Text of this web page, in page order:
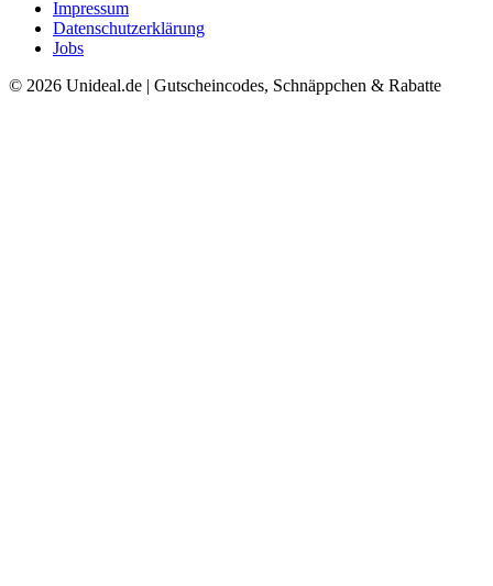
Impressum
Datenschutzerklärung
Jobs
© 2026 Unideal.de | Gutscheincodes, Schnäppchen & Rabatte